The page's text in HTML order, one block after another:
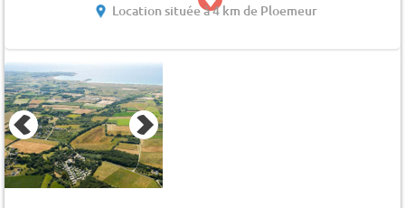
Location située à 4 km de Ploemeur